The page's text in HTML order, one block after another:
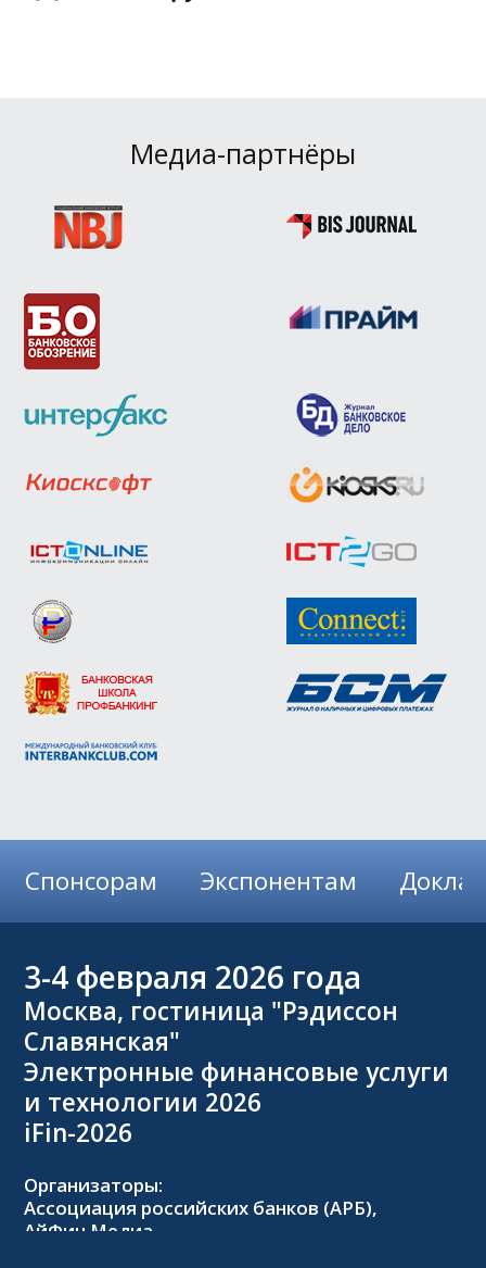
Медиа-партнёры
Спонсорам Экспонентам
3-4 февраля 2026 года
Москва, гостиница "Рэдиссон
Славянская"
Электронные финансовые услуги
и технологии 2026
iFin-2026
Организаторы:
Ассоциация российских банков (АРБ),
АйФин Медиа